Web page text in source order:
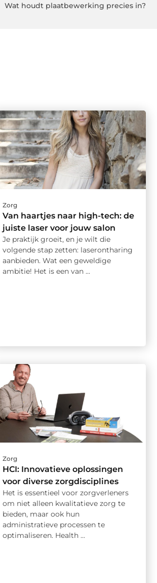
Wat houdt plaatbewerking precies in?
Zorg
Van haartjes naar high-tech: de
juiste laser voor jouw salon
Je praktijk groeit, en je wilt die
volgende stap zetten: laserontharing
aanbieden. Wat een geweldige
ambitie! Het is een van ...
Zorg
HCI: Innovatieve oplossingen
voor diverse zorgdisciplines
Het is essentieel voor zorgverleners
om niet alleen kwalitatieve zorg te
bieden, maar ook hun
administratieve processen te
optimaliseren. Health ...